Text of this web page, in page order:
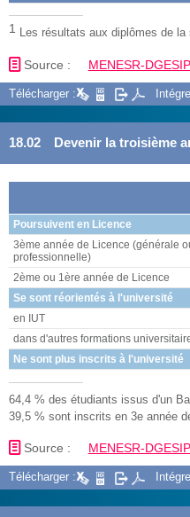
1 Les résultats aux diplômes de
📄 Source : MENESR-
Télécharger :
18.02 Devenir la troisième
Poursuivent en Licence
3ème année de Licence (générale
professionnelle)
2ème ou 1ère année de Licence
Se sont réorientés à l'université
en IUT
dans d'autres formations
Ne sont plus inscrits à l'université
64,4 % des étudiants issus d'un
39,5 % sont inscrits en 3e année
📄 Source : MENESR-
Télécharger :